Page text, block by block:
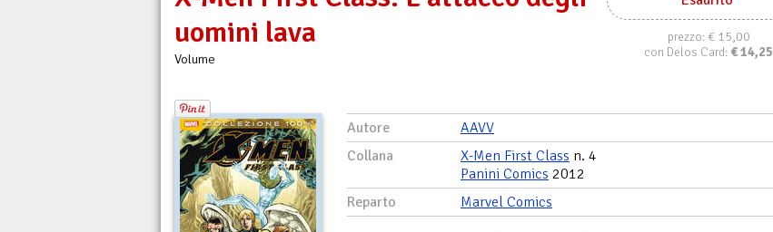
prezzo:€ 15,00
con Delos Card: €14,25
uomini lava
Volume
Autore
AAVV
Collana
X-Men First Class n. 4
Panini Comics 2012
Reparto
Marvel Comics